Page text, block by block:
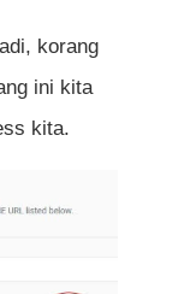
korang
ini kita
kita.